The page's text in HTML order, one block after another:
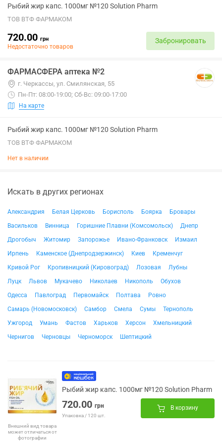
Рыбий жир капс. 1000мг №120 Solution Pharm
ТОВ ВТФ ФАРМАКОМ
720.00 грн
Недостаточно товаров
Забронировать
ФАРМАСФЕРА аптека №2
г. Черкассы, ул. Смилянская, 55
Пн-Пт: 08:00-19:00; Сб-Вс: 09:00-17:00
На карте
Рыбий жир капс. 1000мг №120 Solution Pharm
ТОВ ВТФ ФАРМАКОМ
Нет в наличии
Искать в других регионах
Александрия Белая Церковь Борисполь Боярка
Бровары
Васильков
Винница Горишние Плавни (Комсомольск)
Днепр
Дрогобыч
Житомир Запорожье Ивано-Франковск
Измаил
Ирпень
Каменское (Днепродзержинск) Киев
Кременчуг
Кривой Рог
Кропивницкий (Кировоград) Лозовая
Лубны
Луцк
Львов Мукачево Николаев Никополь
Обухов
Одесса
Павлоград Первомайск Полтава
Ровно
Самарь (Новомосковск)
Самбор Смела Сумы
Тернополь
Ужгород
Умань Фастов Харьков Херсон
Хмельницкий
Чернигов
Черновцы Черноморск Шептицкий
Внешний вид товара
может отличаться от
фотографии
Рыбий жир капс. 1000мг №120 Solution Pharm
720.00 грн
Упаковка / 120 шт.
В корзину